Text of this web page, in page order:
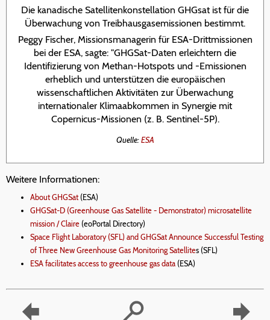
Die kanadische Satellitenkonstellation GHGsat ist für die
Überwachung von Treibhausgasemissionen bestimmt.
Peggy Fischer, Missionsmanagerin für ESA-Drittmissionen
bei der ESA, sagte: "GHGSat-Daten erleichtern die
Identifizierung von Methan-Hotspots und -Emissionen
erheblich und unterstützen die europäischen
wissenschaftlichen Aktivitäten zur Überwachung
internationaler Klimaabkommen in Synergie mit
Copernicus-Missionen (z. B. Sentinel-5P).
Quelle:ESA
Weitere Informationen:
About GHGSat(ESA)
GHGSat-D (Greenhouse Gas Satellite - Demonstrator) microsatellite
mission / Claire (eoPortal Directory)
Space Flight Laboratory (SFL) and GHGSat Announce Successful Testing
of Three New Greenhouse Gas Monitoring Satellites (SFL)
ESA facilitates access to greenhouse gas data (ESA)